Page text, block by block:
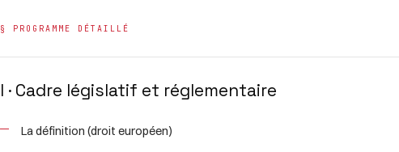
§ PROGRAMME DÉTAILLÉ
I · Cadre législatif et réglementaire
La définition (droit européen)